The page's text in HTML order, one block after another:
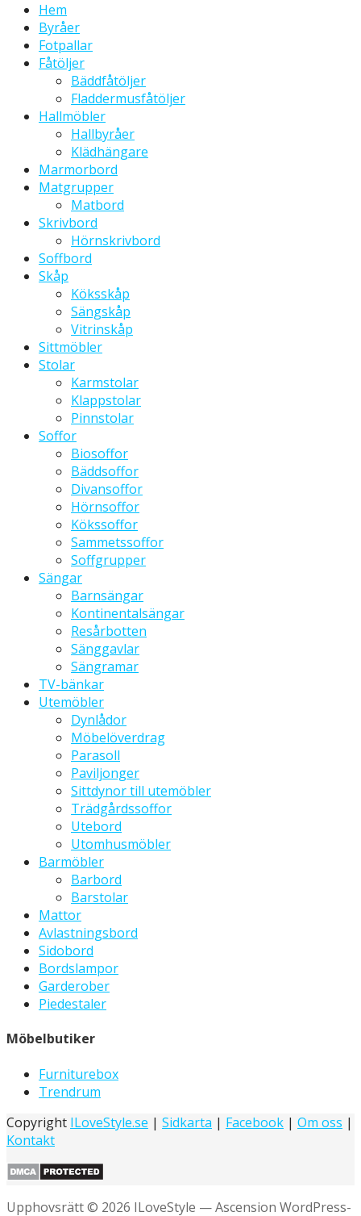
Hem
Byråer
Fotpallar
Fåtöljer
Bäddfåtöljer
Fladdermusfåtöljer
Hallmöbler
Hallbyråer
Klädhängare
Marmorbord
Matgrupper
Matbord
Skrivbord
Hörnskrivbord
Soffbord
Skåp
Köksskåp
Sängskåp
Vitrinskåp
Sittmöbler
Stolar
Karmstolar
Klappstolar
Pinnstolar
Soffor
Biosoffor
Bäddsoffor
Divansoffor
Hörnsoffor
Kökssoffor
Sammetssoffor
Soffgrupper
Sängar
Barnsängar
Kontinentalsängar
Resårbotten
Sänggavlar
Sängramar
TV-bänkar
Utemöbler
Dynlådor
Möbelöverdrag
Parasoll
Paviljonger
Sittdynor till utemöbler
Trädgårdssoffor
Utebord
Utomhusmöbler
Barmöbler
Barbord
Barstolar
Mattor
Avlastningsbord
Sidobord
Bordslampor
Garderober
Piedestaler
Möbelbutiker
Furniturebox
Trendrum
Copyright ILoveStyle.se | Sidkarta | Facebook | Om oss |
Kontakt
Upphovsrätt © 2026 ILoveStyle — Ascension WordPress-